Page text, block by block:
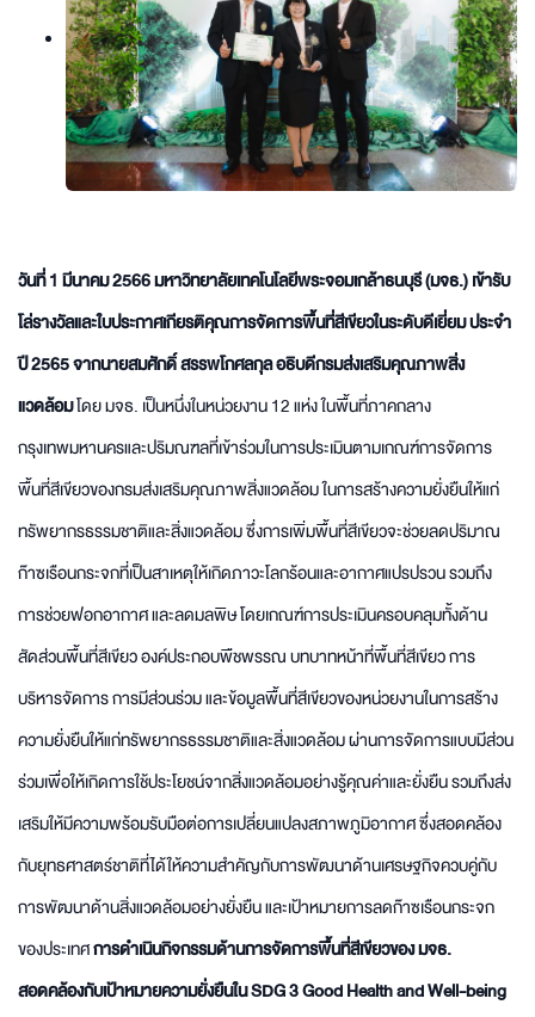
วันที่ 1 มีนาคม 2566 มหาวิทยาลัยเทคโนโลยีพระจอมเกล้าธนบุรี (มจธ.) เข้ารับ
โล่รางวัลและใบประกาศเกียรติคุณการจัดการพื้นที่สีเขียวในระดับดีเยี่ยม ประจำ
ปี 2565 จากนายสมศักดิ์ สรรพโกศลกุล อธิบดีกรมส่งเสริมคุณภาพสิ่ง
แวดล้อมโดย มจธ. เป็นหนึ่งในหน่วยงาน 12 แห่ง ในพื้นที่ภาคกลาง
กรุงเทพมหานครและปริมณฑลที่เข้าร่วมในการประเมินตามเกณฑ์การจัดการ
พื้นที่สีเขียวของกรมส่งเสริมคุณภาพสิ่งแวดล้อม ในการสร้างความยั่งยืนให้แก่
ทรัพยากรธรรมชาติและสิ่งแวดล้อม ซึ่งการเพิ่มพื้นที่สีเขียวจะช่วยลดปริมาณ
ก๊าซเรือนกระจกที่เป็นสาเหตุให้เกิดภาวะโลกร้อนและอากาศแปรปรวน รวมถึง
การช่วยฟอกอากาศ และลดมลพิษ โดยเกณฑ์การประเมินครอบคลุมทั้งด้าน
สัดส่วนพื้นที่สีเขียว องค์ประกอบพืชพรรณ บทบาทหน้าที่พื้นที่สีเขียว การ
บริหารจัดการ การมีส่วนร่วม และข้อมูลพื้นที่สีเขียวของหน่วยงานในการสร้าง
ความยั่งยืนให้แก่ทรัพยากรธรรมชาติและสิ่งแวดล้อม ผ่านการจัดการแบบมีส่วน
ร่วมเพื่อให้เกิดการใช้ประโยชน์จากสิ่งแวดล้อมอย่างรู้คุณค่าและยั่งยืน รวมถึงส่ง
เสริมให้มีความพร้อมรับมือต่อการเปลี่ยนแปลงสภาพภูมิอากาศ ซึ่งสอดคล้อง
กับยุทธศาสตร์ชาติที่ได้ให้ความสำคัญกับการพัฒนาด้านเศรษฐกิจควบคู่กับ
การพัฒนาด้านสิ่งแวดล้อมอย่างยั่งยืน และเป้าหมายการลดก๊าซเรือนกระจก
ของประเทศการดำเนินกิจกรรมด้านการจัดการพื้นที่สีเขียวของ มจธ.
สอดคล้องกับเป้าหมายความยั่งยืนใน SDG 3 Good Health and Well-being